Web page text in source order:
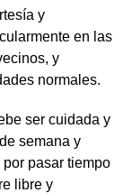
y
en las
y
normales.
ser cuidada y
semana y
pasar tiempo
libre y